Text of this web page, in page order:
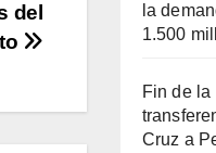
del
la
1.500
Fin de
Cruz a